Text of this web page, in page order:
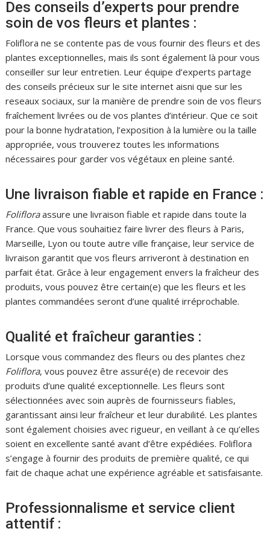
Des conseils d’experts pour prendre
soin de vos fleurs et plantes :
Foliflora ne se contente pas de vous fournir des fleurs et des
plantes exceptionnelles, mais ils sont également là pour vous
conseiller sur leur entretien. Leur équipe d’experts partage
des conseils précieux sur le site internet aisni que sur les
reseaux sociaux, sur la manière de prendre soin de vos fleurs
fraîchement livrées ou de vos plantes d’intérieur. Que ce soit
pour la bonne hydratation, l’exposition à la lumière ou la taille
appropriée, vous trouverez toutes les informations
nécessaires pour garder vos végétaux en pleine santé.
Une livraison fiable et rapide en France :
Folifloraassure une livraison fiable et rapide dans toute la
France. Que vous souhaitiez faire livrer des fleurs à Paris,
Marseille, Lyon ou toute autre ville française, leur service de
livraison garantit que vos fleurs arriveront à destination en
parfait état. Grâce à leur engagement envers la fraîcheur des
produits, vous pouvez être certain(e) que les fleurs et les
plantes commandées seront d’une qualité irréprochable.
Qualité et fraîcheur garanties :
Lorsque vous commandez des fleurs ou des plantes chez
Foliflora, vous pouvez être assuré(e) de recevoir des
produits d’une qualité exceptionnelle. Les fleurs sont
sélectionnées avec soin auprès de fournisseurs fiables,
garantissant ainsi leur fraîcheur et leur durabilité. Les plantes
sont également choisies avec rigueur, en veillant à ce qu’elles
soient en excellente santé avant d’être expédiées. Foliflora
s’engage à fournir des produits de première qualité, ce qui
fait de chaque achat une expérience agréable et satisfaisante.
Professionnalisme et service client
attentif :